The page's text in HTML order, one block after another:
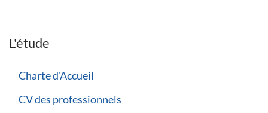
L'étude
Charte d'Accueil
CV des professionnels